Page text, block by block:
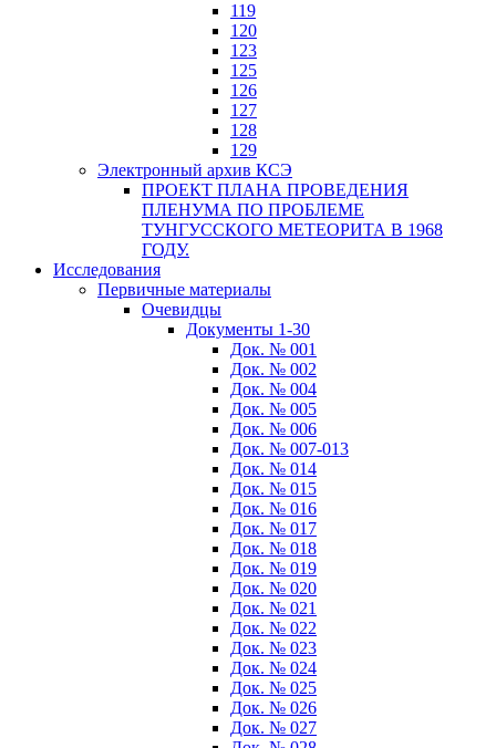
119
120
123
125
126
127
128
129
Электронный архив КСЭ
ПРОЕКТ ПЛАНА ПРОВЕДЕНИЯ
ПЛЕНУМА ПО ПРОБЛЕМЕ
ТУНГУССКОГО МЕТЕОРИТА В 1968
ГОДУ.
Исследования
Первичные материалы
Очевидцы
Документы 1-30
Док. № 001
Док. № 002
Док. № 004
Док. № 005
Док. № 006
Док. № 007-013
Док. № 014
Док. № 015
Док. № 016
Док. № 017
Док. № 018
Док. № 019
Док. № 020
Док. № 021
Док. № 022
Док. № 023
Док. № 024
Док. № 025
Док. № 026
Док. № 027